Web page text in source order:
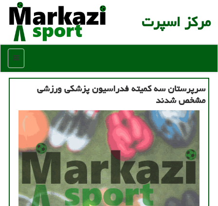
مركز اسپرت
منو
سرپرستان سه كمیته فدراسیون پزشكی ورزشی
مشخص شدند